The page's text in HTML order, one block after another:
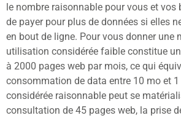
le nombre raisonnable pour vous et vos
de payer pour plus de données si elles
en bout de ligne. Pour vous donner une
utilisation considérée faible constitue
à 2000 pages web par mois, ce qui
consommation de data entre 10 mo et
considérée raisonnable peut se
consultation de 45 pages web, la prise